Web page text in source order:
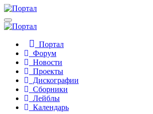
Портал
Форум
Новости
Проекты
Дискографии
Сборники
Лейблы
Календарь